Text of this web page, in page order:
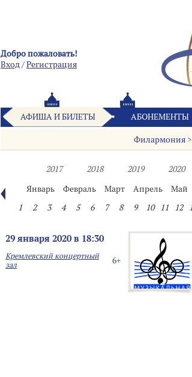
Добро пожаловать!
Вход/Pегистрация
АФИША И БИЛЕТЫ АБОНЕМЕНТЫ
Филармония >
2017 2018 2019 2020
Январь
Февраль Март Апрель Май
1
2 3 4 5 6 7 8 9 10 11 12
29 января 2020 в 18:30
6+
Кремлевский концертный
зал